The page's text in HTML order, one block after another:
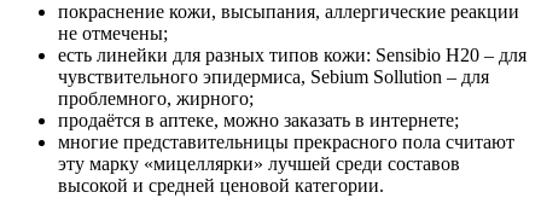
покраснение кожи, высыпания, аллергические реакции
не отмечены;
есть линейки для разных типов кожи: Sensibio H20 – для
чувствительного эпидермиса, Sebium Sollution – для
проблемного, жирного;
продаётся в аптеке, можно заказать в интернете;
многие представительницы прекрасного пола считают
эту марку «мицеллярки» лучшей среди составов
высокой и средней ценовой категории.